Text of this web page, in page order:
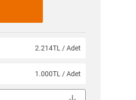
2.214TL / Adet
1.000TL / Adet